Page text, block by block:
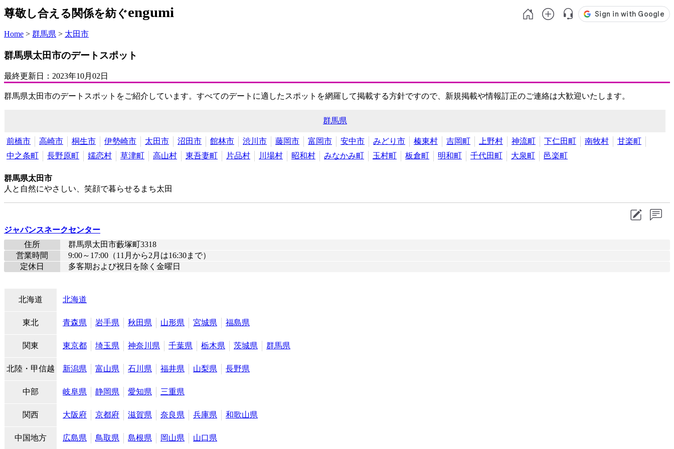
尊敬し合える関係を紡ぐengumi
Home > 群馬県 > 太田市
群馬県太田市のデートスポット
最終更新日： 2023年10月02日
群馬県太田市のデートスポットをご紹介しています。すべてのデートに適したスポットを網羅して掲載する方針ですので、新規掲載や情報訂正のご連絡は大歓迎いたします。
群馬県
前橋市 高崎市 桐生市 伊勢崎市 太田市 沼田市 館林市 渋川市 藤岡市 富岡市 安中市 みどり市 榛東村 吉岡町 上野村 神流町 下仁田町 南牧村
甘楽町
中之条町
長野原町 嬬恋村 草津町 高山村 東吾妻町 片品村 川場村 昭和村 みなかみ町 玉村町 板倉町 明和町 千代田町 大泉町 邑楽町
群馬県太田市
人と自然にやさしい、笑顔で暮らせるまち太田
ジャパンスネークセンター
住所
群馬県太田市藪塚町3318
営業時間
9:00～17:00（11月から2月は16:30まで）
定休日
多客期および祝日を除く金曜日
北海道 北海道
東北 青森県 岩手県 秋田県 山形県 宮城県 福島県
関東 東京都 埼玉県 神奈川県 千葉県 栃木県 茨城県 群馬県
北陸・甲信越 新潟県 富山県 石川県 福井県 山梨県 長野県
中部 岐阜県 静岡県 愛知県 三重県
関西 大阪府 京都府 滋賀県 奈良県 兵庫県 和歌山県
中国地方 広島県 鳥取県 島根県 岡山県 山口県